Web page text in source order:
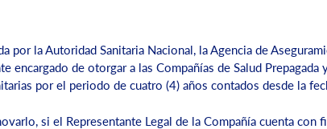
por la Autoridad Sanitaria Nacional, la Agencia de
encargado de otorgar a las Compañías de Salud
por el periodo de cuatro (4) años contados desde la
si el Representante Legal de la Compañía cuenta